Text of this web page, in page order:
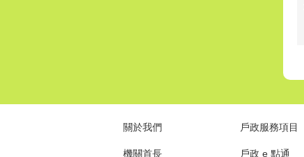
關於我們
機關首長
戶政服務項目
戶政 e 點通